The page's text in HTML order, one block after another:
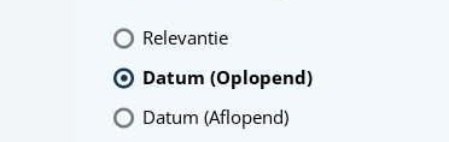
Relevantie
Datum (Oplopend)
Datum (Aflopend)